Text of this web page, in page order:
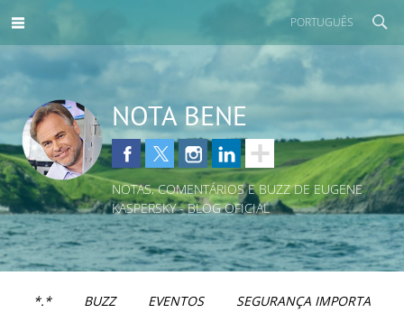
PORTUGUÊS
NOTA BENE
NOTAS, COMENTÁRIOS E BUZZ DE EUGENE
KASPERSKY - BLOG OFICIAL
*.* BUZZ EVENTOS
SEGURANÇA IMPORTA